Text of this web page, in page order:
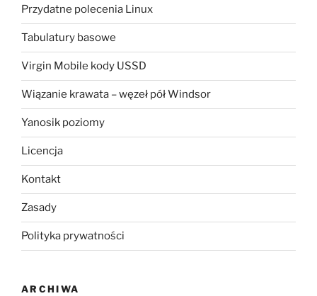
Przydatne polecenia Linux
Tabulatury basowe
Virgin Mobile kody USSD
Wiązanie krawata – węzeł pół Windsor
Yanosik poziomy
Licencja
Kontakt
Zasady
Polityka prywatności
ARCHIWA